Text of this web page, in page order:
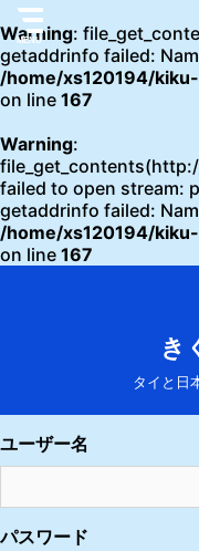
Warning:
getaddrinfo failed:
/home/xs120194/
on line 167
Warning:
failed to open stream:
getaddrinfo failed:
/home/xs120194/
on line 167
き
タイと日
ユーザー名
パスワード